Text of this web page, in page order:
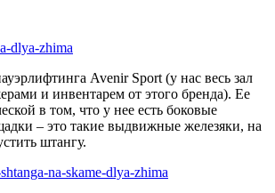
Avenir Sport (у нас весь зал
и инвентарем от этого бренда). Ее
в том, что у нее есть боковые
– это такие выдвижные железяки, на
штангу.